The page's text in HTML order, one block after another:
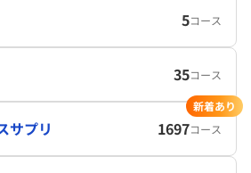
5コース
35コース
サプリ 1697コース
新着あり